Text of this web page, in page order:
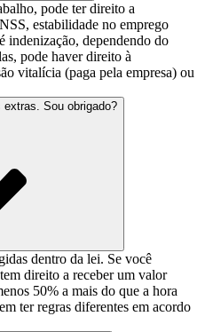
pode ter direito a
estabilidade no emprego
indenização, dependendo do
pode haver direito à
vitalícia (paga pela empresa) ou
extras. Sou obrigado?
dentro da lei. Se você
direito a receber um valor
50% a mais do que a hora
ter regras diferentes em acordo